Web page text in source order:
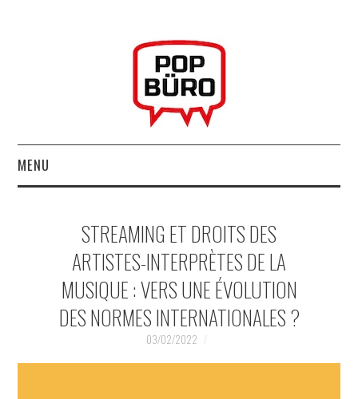
MENU
MUSIQUESACTUELLES.NET
GABBA GABBA HEY !
LES LABELS
INDÉPENDANTS
STREAMING ET DROITS DES
ARTISTES-INTERPRÈTES DE LA
MUSIQUE : VERS UNE ÉVOLUTION
DES NORMES INTERNATIONALES ?
03/02/2022